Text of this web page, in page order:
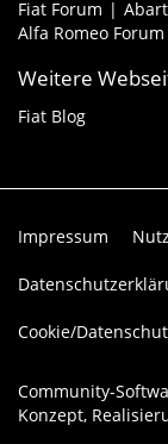
Fiat Forum
Alfa Romeo Forum
Weitere
Fiat Blog
Impressum
Cookie/
Community-
Konzept,